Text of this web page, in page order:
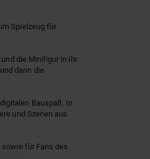
Spielzeug für
die Minifigur in ihr
dann die
Bauspaß. In
und Szenen aus
für Fans des